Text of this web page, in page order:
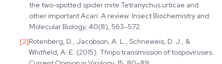
the two-spotted spider mite Tetranychus urticae and
other important Acari: A review. Insect Biochemistry and
Molecular Biology, 40(8), 563–572.
[2]Rotenberg, D., Jacobson, A. L., Schneweis, D. J., &
Whitfield, A. E. (2015). Thrips transmission of tospoviruses.